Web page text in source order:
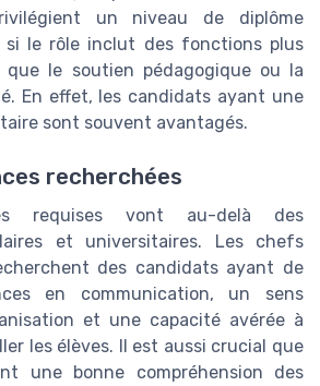
un niveau de diplôme
si le rôle inclut des fonctions plus
que le soutien pédagogique ou la
En effet, les candidats ayant une
sont souvent avantagés.
recherchées
requises vont au-delà des
et universitaires. Les chefs
des candidats ayant de
en communication, un sens
et une capacité avérée à
les élèves. Il est aussi crucial que
une bonne compréhension des